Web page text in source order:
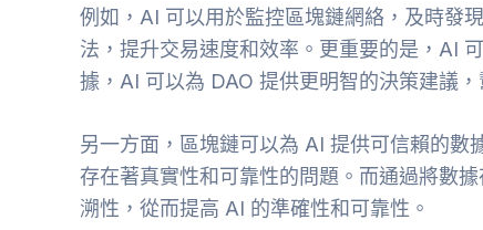
例如，AI 可以用於監控區塊鏈網絡，及時發
法，提升交易速度和效率。更重要的是，AI
據，AI 可以為 DAO 提供更明智的決策建議，
另一方面，區塊鏈可以為 AI 提供可信賴的數
存在著真實性和可靠性的問題。而通過將數
溯性，從而提高 AI 的準確性和可靠性。